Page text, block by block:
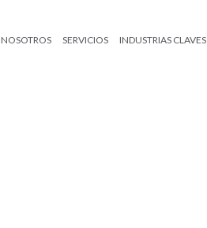
NOSOTROS SERVICIOS INDUSTRIAS CLAVES